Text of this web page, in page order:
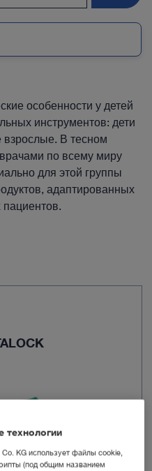
особенности у детей
инструментов: дети
взрослые. В тесном
по всему миру
для этой группы
адаптированных
технологии
KG использует файлы cookie,
(под общим названием